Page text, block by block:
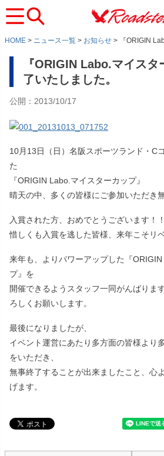
HOME ニュース一覧 お知らせ 『ORIGIN
『ORIGIN Labo.マイス
了いたしました。
公開：2013/10/17
10月13日（日）名阪スポーツランド・C
た
『ORIGIN Labo.マイスターカップ』
晴天の中、多くの皆様にご参加いただき
入賞された方、おめでとうございます！！
惜しくも入賞を逃した皆様、来年こそリ
来年も、よりパワーアップした『
プ』を
開催できるようスタッフ一同がんばりま
ろしくお願いします。
最後になりましたが、
イベント運営にあたり多方面の皆様より
をいただき、
無事終了することが出来ましたこと、心
げます。